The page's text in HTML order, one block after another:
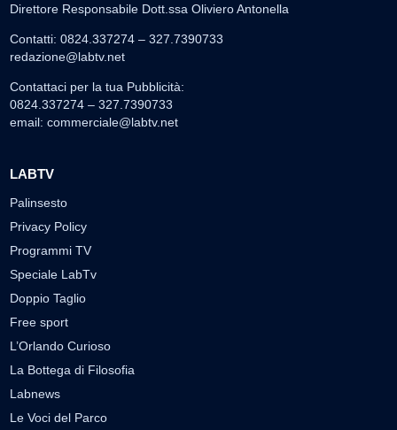
Direttore Responsabile Dott.ssa Oliviero Antonella
Contatti: 0824.337274 – 327.7390733
redazione@labtv.net
Contattaci per la tua Pubblicità:
0824.337274 – 327.7390733
email: commerciale@labtv.net
LABTV
Palinsesto
Privacy Policy
Programmi TV
Speciale LabTv
Doppio Taglio
Free sport
L’Orlando Curioso
La Bottega di Filosofia
Labnews
Le Voci del Parco